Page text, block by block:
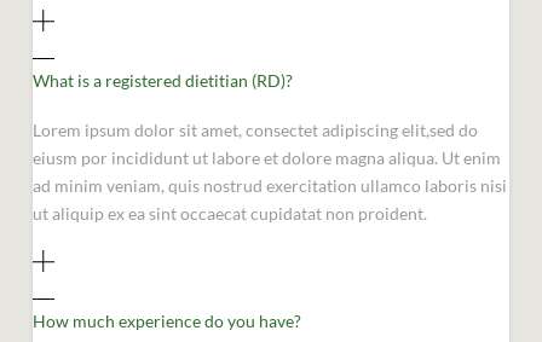
What is a registered dietitian (RD)?
Lorem ipsum dolor sit amet, consectet adipiscing elit,sed do
eiusm por incididunt ut labore et dolore magna aliqua. Ut enim
ad minim veniam, quis nostrud exercitation ullamco laboris nisi
ut aliquip ex ea sint occaecat cupidatat non proident.
How much experience do you have?